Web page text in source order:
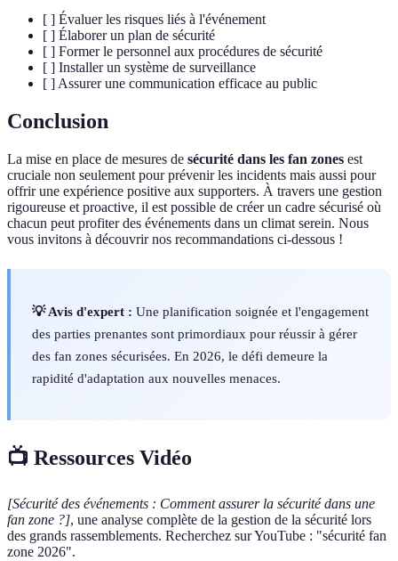
[ ] Évaluer les risques liés à l'événement
[ ] Élaborer un plan de sécurité
[ ] Former le personnel aux procédures de sécurité
[ ] Installer un système de surveillance
[ ] Assurer une communication efficace au public
Conclusion
La mise en place de mesures de sécurité dans les fan zones est
cruciale non seulement pour prévenir les incidents mais aussi pour
offrir une expérience positive aux supporters. À travers une gestion
rigoureuse et proactive, il est possible de créer un cadre sécurisé où
chacun peut profiter des événements dans un climat serein. Nous
vous invitons à découvrir nos recommandations ci-dessous !
💡 Avis d'expert : Une planification soignée et l'engagement
des parties prenantes sont primordiaux pour réussir à gérer
des fan zones sécurisées. En 2026, le défi demeure la
rapidité d'adaptation aux nouvelles menaces.
📺 Ressources Vidéo
[Sécurité des événements : Comment assurer la sécurité dans une
fan zone ?], une analyse complète de la gestion de la sécurité lors
des grands rassemblements. Recherchez sur YouTube : "sécurité fan
zone 2026".